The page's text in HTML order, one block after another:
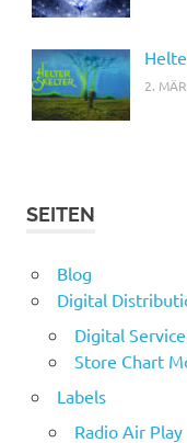
2.
SEITEN
Blog
Digital
Digital
Store Chart
Labels
Radio Air Play